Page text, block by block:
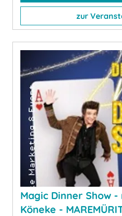
zur
Magic Dinner Show -
Köneke -